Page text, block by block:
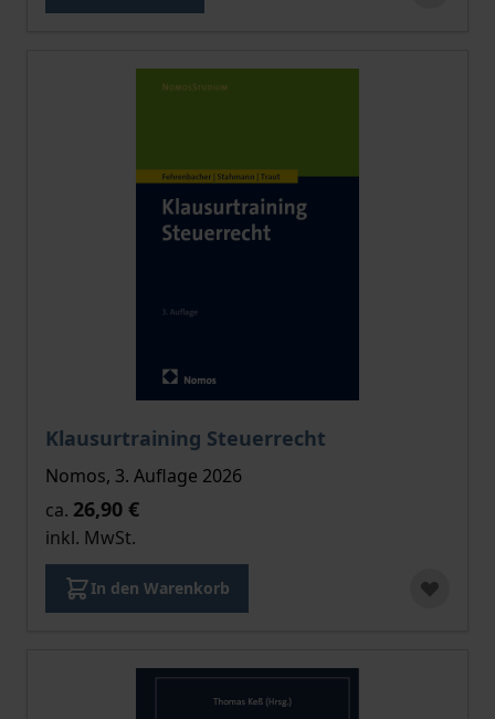
Klausurtraining Steuerrecht
Der Preis dieses Titels richtet sich nach der
Nomos, 3. Auflage 2026
ca. 26,90 €
inkl. MwSt.
In den Warenkorb